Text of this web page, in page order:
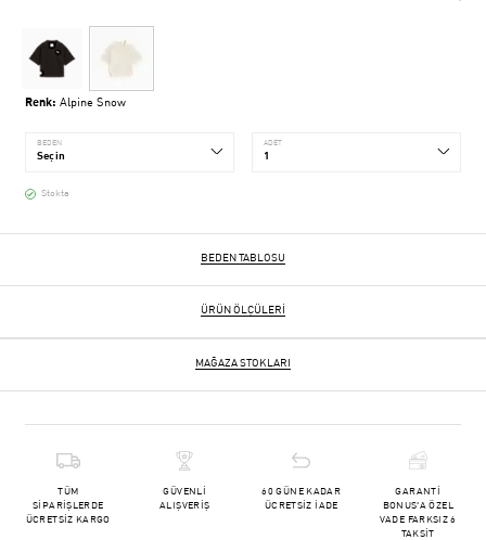
Renk: Alpine Snow
BEDEN ADET
Stokta
BEDEN TABLOSU
ÜRÜN ÖLÇÜLERI
MAĞAZA STOKLARI
TÜM
SİPARİŞLERDE
ÜCRETSİZ KARGO
GÜVENLİ
ALIŞVERİŞ
60 GÜNE KADAR
ÜCRETSİZ İADE
GARANTİ
BONUS'A ÖZEL
VADE FARKSIZ 6
TAKSİT